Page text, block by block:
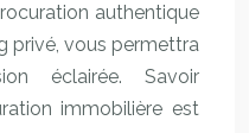
authentique
privé, vous permettra
éclairée. Savoir
immobilière est